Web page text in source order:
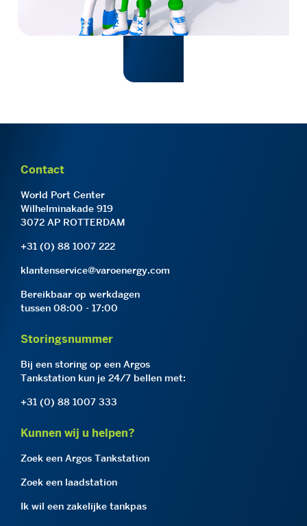
Contact
World Port Center
Wilhelminakade 919
3072 AP ROTTERDAM
+31 (0) 88 1007 222
klantenservice@varoenergy.com
Bereikbaar op werkdagen
tussen 08:00 - 17:00
Storingsnummer
Bij een storing op een Argos
Tankstation kun je 24/7 bellen met:
+31 (0) 88 1007 333
Kunnen wij u helpen?
Zoek een Argos Tankstation
Zoek een laadstation
Ik wil een zakelijke tankpas